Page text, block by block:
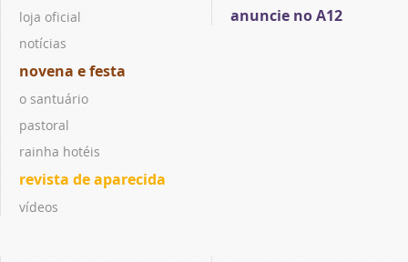
loja oficial
notícias
novena e festa
o santuário
pastoral
rainha hotéis
revista de aparecida
vídeos
anuncie no A12